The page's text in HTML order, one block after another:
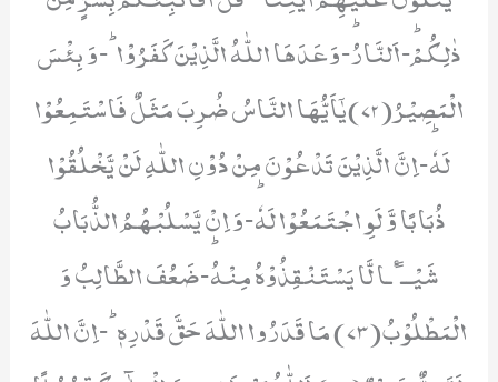
ذٰلِكُمْؕ-اَلنَّارُؕ-وَعَدَهَا اللّٰهُ الَّذِیْنَ كَفَرُوْاؕ-وَ بِئْسَ
الْمَصِیْرُ(72)یٰۤاَیُّهَا النَّاسُ ضُرِبَ مَثَلٌ فَاسْتَمِعُوْا
لَهٗؕ-اِنَّ الَّذِیْنَ تَدْعُوْنَ مِنْ دُوْنِ اللّٰهِ لَنْ یَّخْلُقُوْا
ذُبَابًا وَّ لَوِ اجْتَمَعُوْا لَهٗؕ-وَ اِنْ یَّسْلُبْهُمُ الذُّبَابُ
شَیْــٴًـا لَّا یَسْتَنْقِذُوْهُ مِنْهُؕ-ضَعُفَ الطَّالِبُ وَ
الْمَطْلُوْبُ(73) مَا قَدَرُوا اللّٰهَ حَقَّ قَدْرِهٖؕ-اِنَّ اللّٰهَ